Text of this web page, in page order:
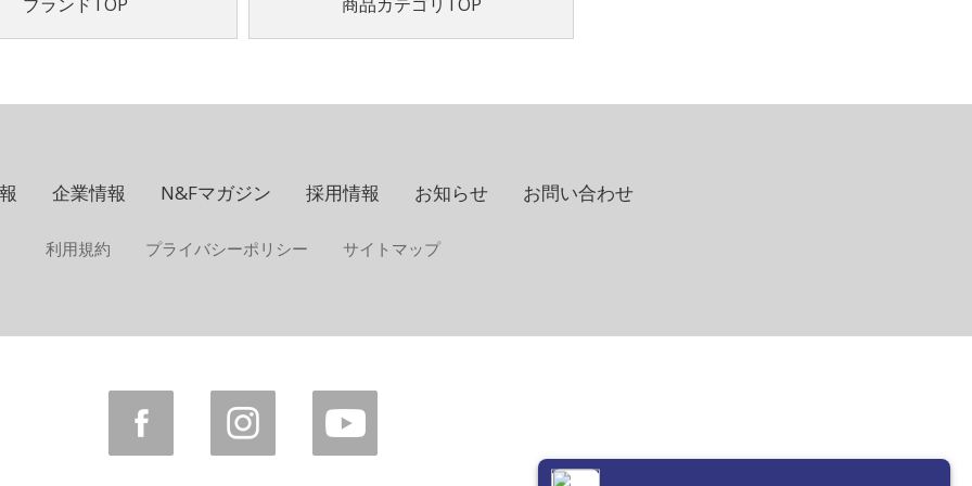
企業情報 N&Fマガジン 採用情報 お知らせ お問い合わせ
利用規約 プライバシーポリシー サイトマップ